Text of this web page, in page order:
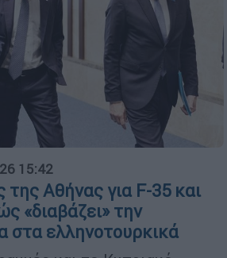
15:42
της Αθήνας για F-35 και
«διαβάζει» την
στα ελληνοτουρκικά